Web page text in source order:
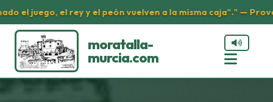
el juego, el rey y el peón vuelven a la misma caja"." —
moratalla-
murcia.com